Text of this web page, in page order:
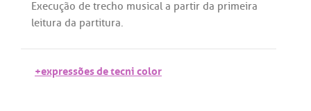
Execução de trecho musical a partir da primeira
leitura da partitura.
+expressões de tecni color